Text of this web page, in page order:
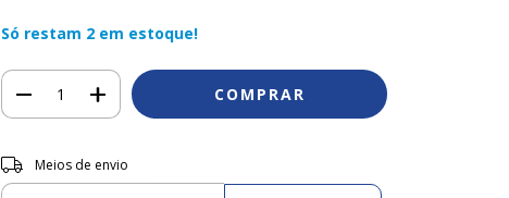
Só restam 2 em estoque!
Entregas para o CEP:
Meios de envio